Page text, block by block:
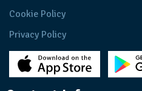
Cookie Policy
Privacy Policy